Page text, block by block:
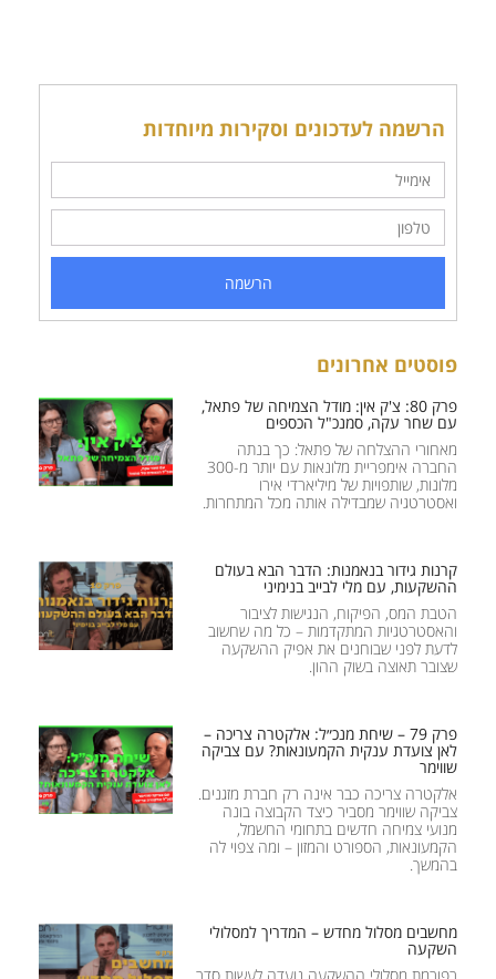
הרשמה לעדכונים וסקירות מיוחדות
הרשמה
פוסטים אחרונים
פרק 80: צ'ק אין: מודל הצמיחה של פתאל,
עם שחר עקה, סמנכ"ל הכספים
מאחורי ההצלחה של פתאל: כך בנתה
החברה אימפריית מלונאות עם יותר מ-300
מלונות, שותפויות של מיליארדי אירו
ואסטרטגיה שמבדילה אותה מכל המתחרות.
קרנות גידור בנאמנות: הדבר הבא בעולם
ההשקעות, עם מלי לבייב בנימיני
הטבת המס, הפיקוח, הנגישות לציבור
והאסטרטגיות המתקדמות – כל מה שחשוב
לדעת לפני שבוחנים את אפיק ההשקעה
שצובר תאוצה בשוק ההון.
פרק 79 – שיחת מנכ״ל: אלקטרה צריכה –
לאן צועדת ענקית הקמעונאות? עם צביקה
שווימר
אלקטרה צריכה כבר אינה רק חברת מזגנים.
צביקה שווימר מסביר כיצד הקבוצה בונה
מנועי צמיחה חדשים בתחומי החשמל,
הקמעונאות, הספורט והמזון – ומה צפוי לה
בהמשך.
מחשבים מסלול מחדש – המדריך למסלולי
השקעה